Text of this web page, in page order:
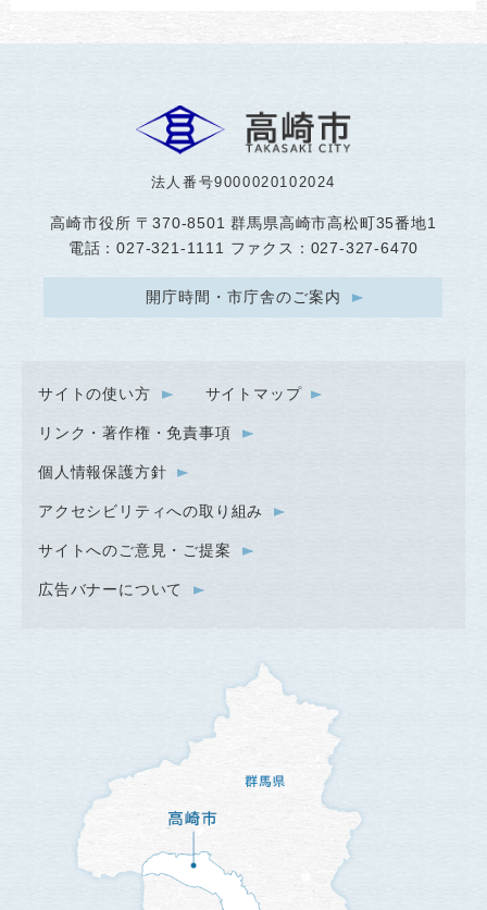
法人番号9000020102024
高崎市役所 〒370-8501 群馬県高崎市高松町35番地1
電話：027-321-1111 ファクス：027-327-6470
開庁時間・市庁舎のご案内
サイトの使い方 サイトマップ
リンク・著作権・免責事項
個人情報保護方針
アクセシビリティへの取り組み
サイトへのご意見・ご提案
広告バナーについて